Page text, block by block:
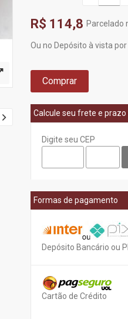
R$ 114,8 Parcelado
Ou no Depósito à vista por
Comprar
Calcule seu frete e
Digite seu CEP
Formas de pagamento
Depósito Bancário ou
Cartão de Crédito